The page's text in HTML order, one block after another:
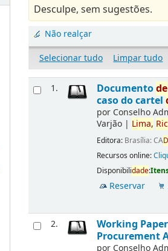
Desculpe, sem sugestões.
Não realçar
Selecionar tudo
Limpar tudo
1. Documentode
caso do cartel
por Conselho
Varjão | Lima,
Editora: Brasília: CA
Recursos online:
Disponibilidade:
Reservar
2. Working
Procurement